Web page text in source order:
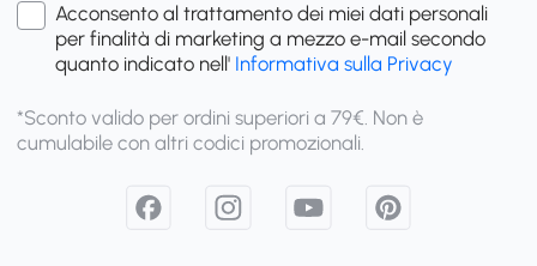
Acconsento al trattamento dei miei dati personali
per finalità di marketing a mezzo e-mail secondo
quanto indicato nell' Informativa sulla Privacy
*Sconto valido per ordini superiori a 79€. Non è
cumulabile con altri codici promozionali.